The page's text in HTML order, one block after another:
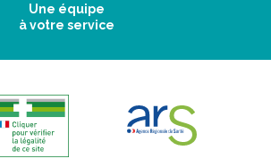
Une équipe
à votre service